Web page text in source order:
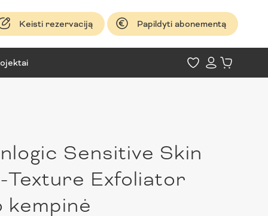
Keisti rezervaciją Papildyti abonementą
Sensitive Skin
Texture Exfoliator
kempinė